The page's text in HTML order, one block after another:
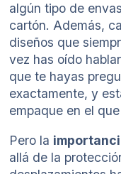
algún tipo de
cartón. Además,
diseños que
vez has oído
que te hayas
exactamente, y
empaque en el
Pero la
allá de la